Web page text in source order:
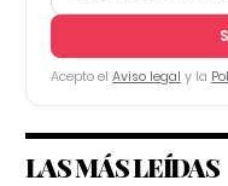
Acepto el Aviso legal y la
LAS MÁS LEÍDAS